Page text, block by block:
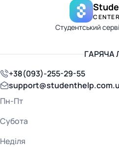
CENTER
Студентський
ГАРЯЧА
+38(093)-255-29-55
Пн-Пт
Субота
Неділя